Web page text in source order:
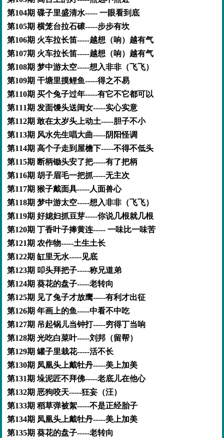
第104期 碟子里盛清水----- 一眼看到底
第105期 横笼台拉石磙-----步步有坎
第106期 火车拉长笛-----越想（响）越有气
第107期 火车拉长笛-----越想（响）越有气
第108期 梦中游太空-----想入非非（飞飞）
第109期 干塘里摸鲤鱼-----得之不易
第110期 买个兔子过年-----有它不它都可以
第111期 发面馒头送闺女-----实心实意
第112期 敢在太岁头上动土-----胆子不小
第113期 风水先生唱大曲-----阴阳怪调
第114期 高个子走到屋檐下-----不得不低头
第115期 断柄锄头安了把-----有了把柄
第116期 胡子眉毛一把抓-----无主次
第117期 猴子戴面具-----人面兽心
第118期 梦中游太空-----想入非非（飞飞）
第119期 好媳妇抓豆芽-----你说几根就几根
第120期 丁香叶子捧黄连----- 一味比一味苦
第121期 农作物-----土生土长
第122期 缸里无水-----见底
第123期 叩头拜把子-----称兄道弟
第124期 葵花的盘子-----老转向
第125期 见了兔子才放鹰-----有利才出征
第126期 年画上的鱼-----中看不中吃
第127期 吊起锅儿当钟打-----穷得丁当响
第128期 光吃白菜叶-----刘邦（留帮）
第129期 罐子里栽花-----活不长
第130期 凤凰头上戴牡丹-----美上加美
第131期 垛泥匠不拜佛-----老底儿在他心
第132期 恶狗咬天-----狂妄（汪）
第133期 稻草弹被絮-----不是正经胎子
第134期 凤凰头上戴牡丹-----美上加美
第135期 葵花的盘子-----老转向